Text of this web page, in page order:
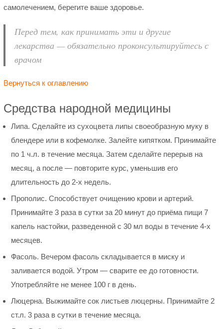
самолечением, берегите ваше здоровье.
Перед тем, как принимать эти и другие
лекарства — обязательно проконсультируйтесь с
врачом
Вернуться к оглавлению
Средства народной медицины
Липа. Сделайте из сухоцвета липы своеобразную муку в
блендере или в кофемолке. Залейте кипятком. Принимайте
по 1 ч.л. в течение месяца. Затем сделайте перерыв на
месяц, а после — повторите курс, уменьшив его
длительность до 2-х недель.
Прополис. Способствует очищению крови и артерий.
Принимайте 3 раза в сутки за 20 минут до приёма пищи 7
капель настойки, разведенной с 30 мл воды в течение 4-х
месяцев.
Фасоль. Вечером фасоль складывается в миску и
заливается водой. Утром — сварите ее до готовности.
Употребляйте не менее 100 г в день.
Люцерна. Выжимайте сок листьев люцерны. Принимайте 2
ст.л. 3 раза в сутки в течение месяца.